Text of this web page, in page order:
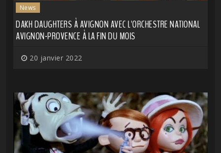
News
DAKH DAUGHTERS À AVIGNON AVEC L'ORCHESTRE NATIONAL
AVIGNON-PROVENCE À LA FIN DU MOIS
20 janvier 2022